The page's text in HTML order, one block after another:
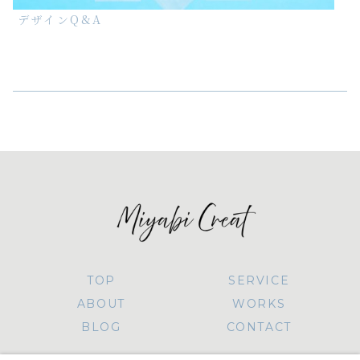
デザインQ&A
TOP
SERVICE
ABOUT
WORKS
BLOG
CONTACT